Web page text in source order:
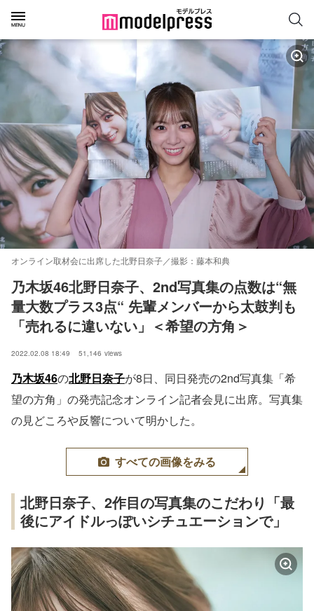
オンライン取材会に出席した北野日奈子／撮影：藤本和典
乃木坂46北野日奈子、2nd写真集の点数は“無
量大数プラス3点“ 先輩メンバーから太鼓判も
「売れるに違いない」＜希望の方角＞
2022.02.08 18:49 51,146 views
乃木坂46の北野日奈子が8日、同日発売の2nd写真集「希
望の方角」の発売記念オンライン記者会見に出席。写真集
の見どころや反響について明かした。
すべての画像をみる
北野日奈子、2作目の写真集のこだわり「最
後にアイドルっぽいシチュエーションで」